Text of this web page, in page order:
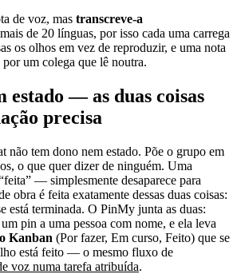
de voz, mas transcreve-a
de 20 línguas, por isso cada uma carrega
os olhos em vez de reproduzir, e uma nota
um colega que lê noutra.
estado — as duas coisas
precisa
não tem dono nem estado. Põe o grupo em
o que quer dizer de ninguém. Uma
— simplesmente desaparece para
obra é feita exatamente dessas duas coisas:
está terminada. O PinMy junta as duas:
um pin a uma pessoa com nome, e ela leva
Kanban (Por fazer, Em curso, Feito) que se
está feito — o mesmo fluxo de
voz numa tarefa atribuída.